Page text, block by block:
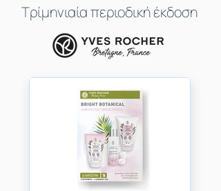
Τρίμηνιαίαπεριοδικήέκδοση